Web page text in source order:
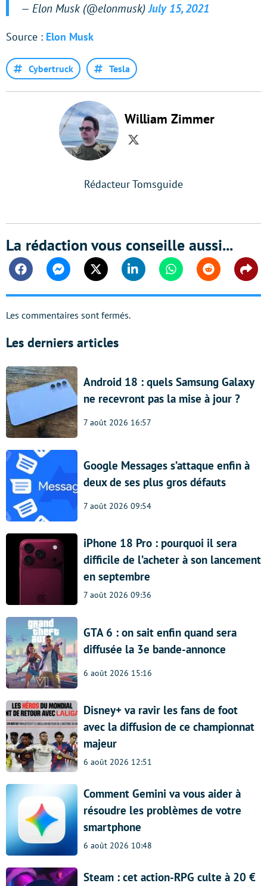
— Elon Musk (@elonmusk)July 15, 2021
Source : Elon Musk
Cybertruck Tesla
William Zimmer
Twitter
Rédacteur Tomsguide
La rédaction vous conseille aussi...
FacebookMessengerTwitter Linkedin WhatsappReddit
Les commentaires sont fermés.
Les derniers articles
Android 18 : quels Samsung Galaxy
ne recevront pas la mise à jour ?
7 août 2026 16:57
Google Messages s’attaque enfin à
deux de ses plus gros défauts
7 août 2026 09:54
iPhone 18 Pro : pourquoi il sera
difficile de l’acheter à son lancement
en septembre
7 août 2026 09:36
GTA 6 : on sait enfin quand sera
diffusée la 3e bande-annonce
6 août 2026 15:16
Disney+ va ravir les fans de foot
avec la diffusion de ce championnat
majeur
6 août 2026 12:51
Comment Gemini va vous aider à
résoudre les problèmes de votre
smartphone
6 août 2026 10:48
Steam : cet action-RPG culte à 20 €